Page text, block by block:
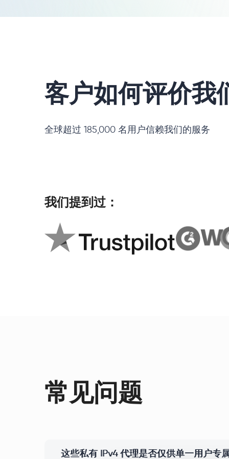
客户如何评价我
全球超过 185,000 名用户信赖我们的服务
我们提到过：
常见问题
这些私有 IPv4 代理是否仅供单一用户专